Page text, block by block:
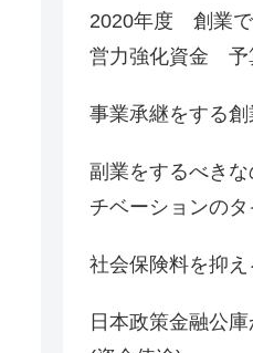
2020年度 創業で
営力強化資金 予
事業承継をする創
副業をするべき
チベーションのタ
社会保険料を抑
日本政策金融公